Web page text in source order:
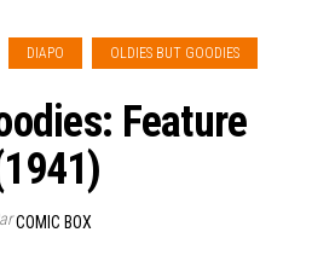
DIAPO OLDIES BUT GOODIES
Feature
COMIC BOX